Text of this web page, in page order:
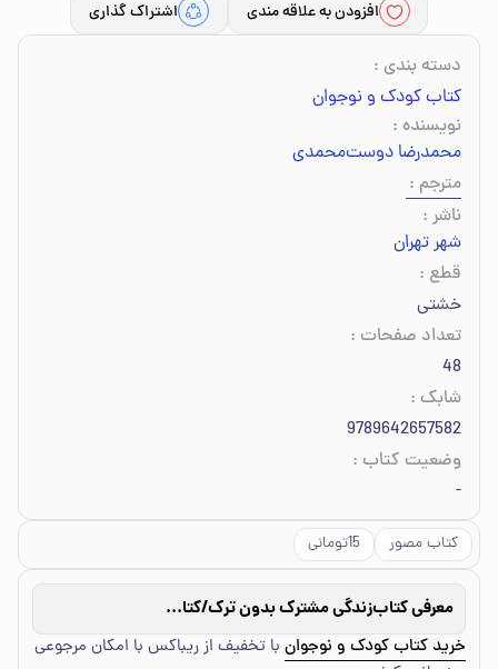
افزودن به علاقه مندی اشتراک گذاری
دسته بندی :
کتاب کودک و نوجوان
نویسنده :
محمدرضا دوست‌محمدی
مترجم :
ناشر :
شهر تهران
قطع :
خشتی
تعداد صفحات :
48
شابک :
9789642657582
وضعیت کتاب :
-
کتاب مصور 15تومانی
معرفی کتاب زندگی مشترک بدون ترک/کتاب مترو 19
خرید کتاب کودک و نوجوان با تخفیف از ریباکس با امکان مرجوعی